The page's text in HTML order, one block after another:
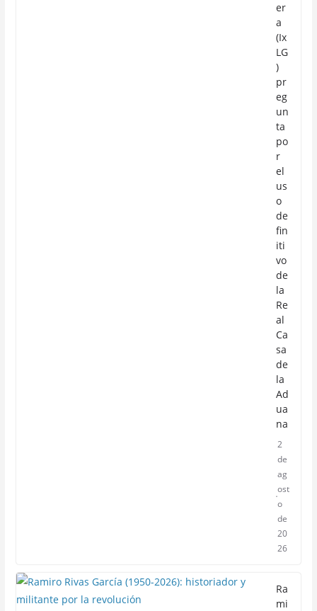
er
a
(Ix
LG
)
pr
eg
un
ta
po
r
el
us
o
de
fin
iti
vo
de
la
Re
al
Ca
sa
de
la
Ad
ua
na
2
de
ag
ost
o
de
20
26
Ra
mi